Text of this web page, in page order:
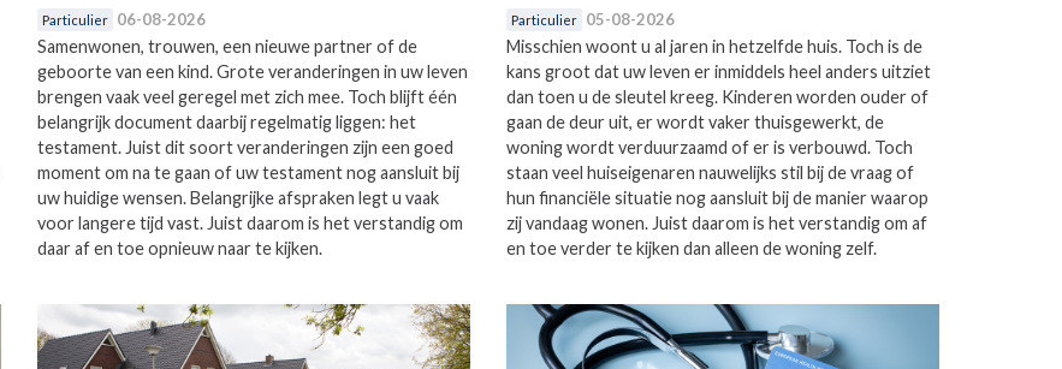
Particulier 06-08-2026
Samenwonen, trouwen, een nieuwe partner of de
geboorte van een kind. Grote veranderingen in uw leven
brengen vaak veel geregel met zich mee. Toch blijft één
belangrijk document daarbij regelmatig liggen: het
testament. Juist dit soort veranderingen zijn een goed
moment om na te gaan of uw testament nog aansluit bij
uw huidige wensen. Belangrijke afspraken legt u vaak
voor langere tijd vast. Juist daarom is het verstandig om
daar af en toe opnieuw naar te kijken.
Particulier 05-08-2026
Misschien woont u al jaren in hetzelfde huis. Toch is de
kans groot dat uw leven er inmiddels heel anders uitziet
dan toen u de sleutel kreeg. Kinderen worden ouder of
gaan de deur uit, er wordt vaker thuisgewerkt, de
woning wordt verduurzaamd of er is verbouwd. Toch
staan veel huiseigenaren nauwelijks stil bij de vraag of
hun financiële situatie nog aansluit bij de manier waarop
zij vandaag wonen. Juist daarom is het verstandig om af
en toe verder te kijken dan alleen de woning zelf.